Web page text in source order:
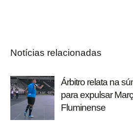
Notícias relacionadas
Árbitro relata na
para expulsar
Fluminense